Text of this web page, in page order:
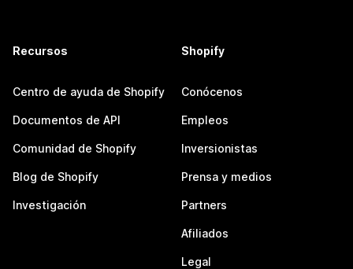
Recursos
Centro de ayuda de Shopify
Documentos de API
Comunidad de Shopify
Blog de Shopify
Investigación
Shopify
Conócenos
Empleos
Inversionistas
Prensa y medios
Partners
Afiliados
Legal